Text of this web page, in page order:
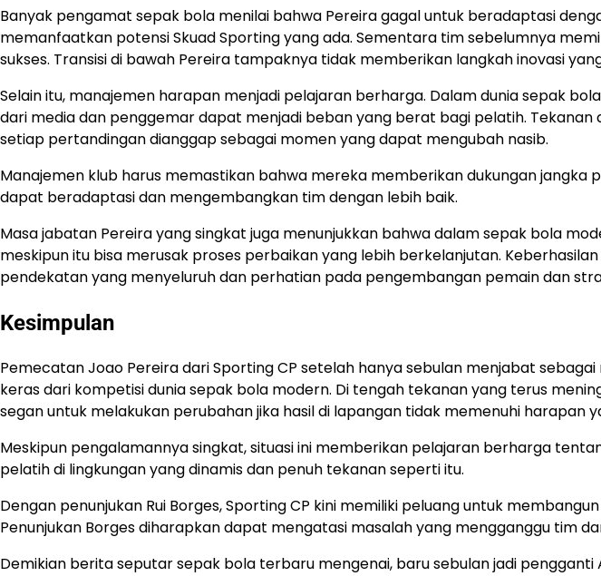
Banyak pengamat sepak bola menilai bahwa Pereira gagal untuk beradaptasi
memanfaatkan potensi Skuad Sporting yang ada. Sementara tim sebelumnya
sukses. Transisi di bawah Pereira tampaknya tidak memberikan langkah inovasi
Selain itu, manajemen harapan menjadi pelajaran berharga. Dalam dunia sepak
dari media dan penggemar dapat menjadi beban yang berat bagi pelatih. Tekanan
setiap pertandingan dianggap sebagai momen yang dapat mengubah nasib.
Manajemen klub harus memastikan bahwa mereka memberikan dukungan jangka
dapat beradaptasi dan mengembangkan tim dengan lebih baik.
Masa jabatan Pereira yang singkat juga menunjukkan bahwa dalam sepak bola
meskipun itu bisa merusak proses perbaikan yang lebih berkelanjutan.
pendekatan yang menyeluruh dan perhatian pada pengembangan pemain dan
Kesimpulan
​Pemecatan Joao Pereira dari Sporting CP setelah hanya sebulan menjabat
keras dari kompetisi dunia sepak bola modern.​ Di tengah tekanan yang terus
segan untuk melakukan perubahan jika hasil di lapangan tidak memenuhi harapan
Meskipun pengalamannya singkat, situasi ini memberikan pelajaran berharga
pelatih di lingkungan yang dinamis dan penuh tekanan seperti itu.
Dengan penunjukan Rui Borges, Sporting CP kini memiliki peluang untuk
Penunjukan Borges diharapkan dapat mengatasi masalah yang mengganggu tim
Demikian berita seputar sepak bola terbaru mengenai, baru sebulan jadi